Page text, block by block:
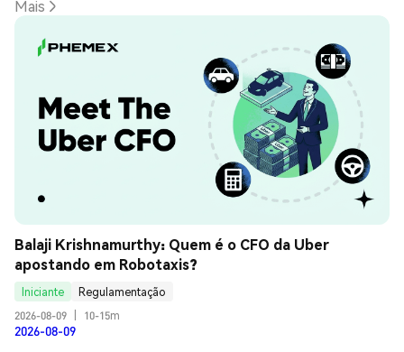
Mais
Balaji Krishnamurthy: Quem é o CFO da Uber
apostando em Robotaxis?
Iniciante
Regulamentação
2026-08-09
10-15m
2026-08-09